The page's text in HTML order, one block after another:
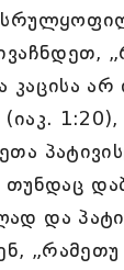
კაცისა არ
1:20),
და
„რამეთუ